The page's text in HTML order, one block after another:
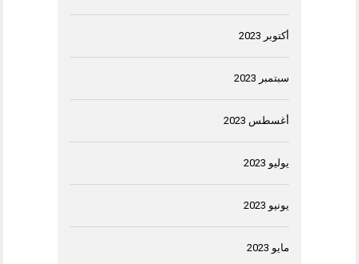
أكتوبر 2023
سبتمبر 2023
أغسطس 2023
يوليو 2023
يونيو 2023
مايو 2023